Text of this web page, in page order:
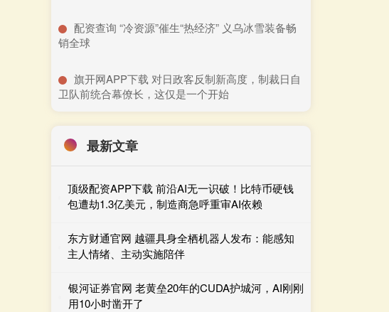
​配资查询 “冷资源”催生“热经济” 义乌冰雪装备畅
销全球
​旗开网APP下载 对日政客反制新高度，制裁日自
卫队前统合幕僚长，这仅是一个开始
最新文章
顶级配资APP下载 前沿AI无一识破！比特币硬钱
包遭劫1.3亿美元，制造商急呼重审AI依赖
东方财通官网 越疆具身全栖机器人发布：能感知
主人情绪、主动实施陪伴
银河证券官网 老黄垒20年的CUDA护城河，AI刚刚
用10小时凿开了